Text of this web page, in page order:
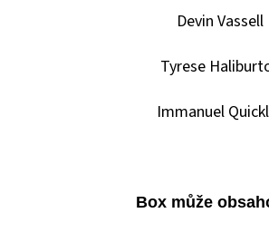
Devin Vassell
Tyrese
Immanuel
Box může